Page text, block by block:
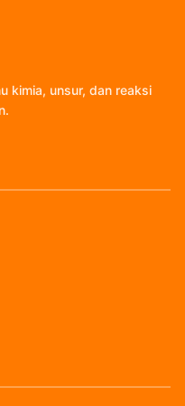
kimia, unsur, dan reaksi